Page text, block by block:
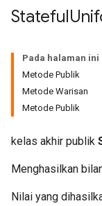
Stateful
Pada halaman ini
Metode Publik
Metode Warisan
Metode Publik
kelas akhir publik
Menghasilkan
Nilai yang